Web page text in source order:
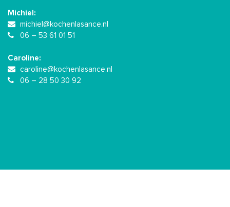
Michiel:
michiel@kochenlasance.nl
06 – 53 61 01 51
Caroline:
caroline@kochenlasance.nl
06 – 28 50 30 92